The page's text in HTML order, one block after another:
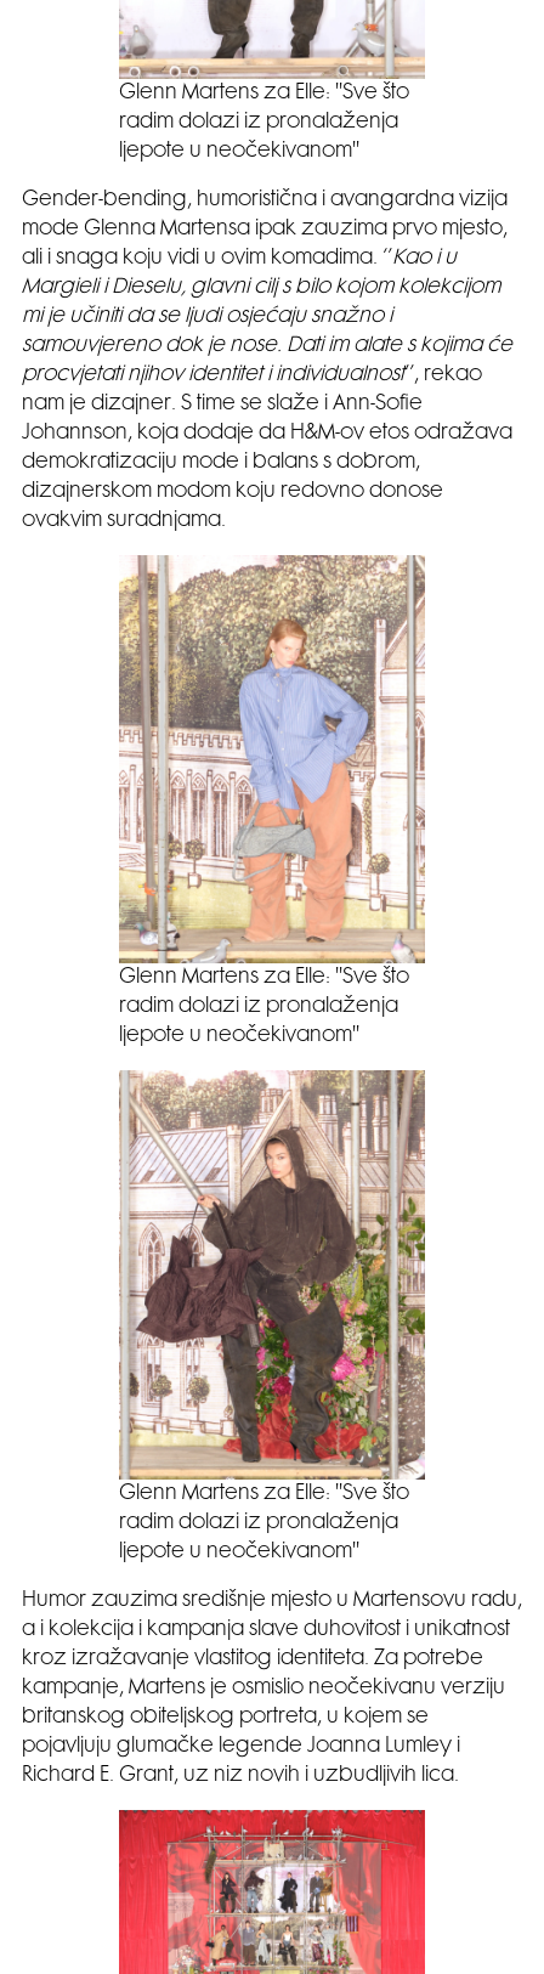
Glenn Martens za Elle: ''Sve što
radim dolazi iz pronalaženja
ljepote u neočekivanom''
Gender-bending, humoristična i avangardna vizija
mode Glenna Martensa ipak zauzima prvo mjesto,
ali i snaga koju vidi u ovim komadima. ‘’Kao i u
Margieli i Dieselu, glavni cilj s bilo kojom kolekcijom
mi je učiniti da se ljudi osjećaju snažno i
samouvjereno dok je nose. Dati im alate s kojima će
procvjetati njihov identitet i individualnost’’, rekao
nam je dizajner. S time se slaže i Ann-Sofie
Johannson, koja dodaje da H&M-ov etos odražava
demokratizaciju mode i balans s dobrom,
dizajnerskom modom koju redovno donose
ovakvim suradnjama.
Glenn Martens za Elle: ''Sve što
radim dolazi iz pronalaženja
ljepote u neočekivanom''
Glenn Martens za Elle: ''Sve što
radim dolazi iz pronalaženja
ljepote u neočekivanom''
Humor zauzima središnje mjesto u Martensovu radu,
a i kolekcija i kampanja slave duhovitost i unikatnost
kroz izražavanje vlastitog identiteta. Za potrebe
kampanje, Martens je osmislio neočekivanu verziju
britanskog obiteljskog portreta, u kojem se
pojavljuju glumačke legende Joanna Lumley i
Richard E. Grant, uz niz novih i uzbudljivih lica.